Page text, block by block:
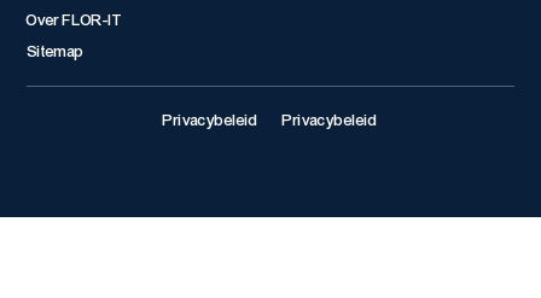
Over FLOR-IT
Sitemap
Privacybeleid Privacybeleid